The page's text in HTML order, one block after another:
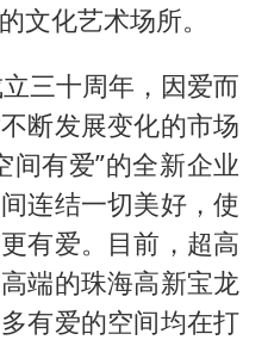
文化艺术场所。
三十周年，因爱而
断发展变化的市场
间有爱”的全新企业
连结一切美好，使
有爱。目前，超高
端的珠海高新宝龙
有爱的空间均在打